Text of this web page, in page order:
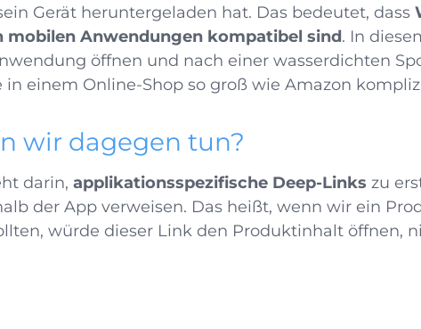
Gerät heruntergeladen hat. Das bedeutet, dass
Anwendungen kompatibel sind. In
öffnen und nach einer wasserdichten
in einem Online-Shop so groß wie Amazon
wir dagegen tun?
darin, applikationsspezifische Deep-Links zu
der App verweisen. Das heißt, wenn wir ein
würde dieser Link den Produktinhalt öffnen,